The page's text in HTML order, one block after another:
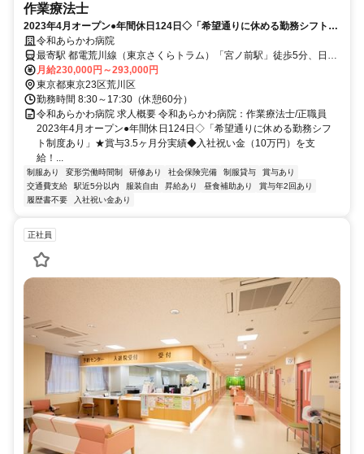
作業療法士
2023年4月オープン●年間休日124日◇「希望通りに休める勤務シフト制
度あり」★賞与3.5ヶ月分実績◆入社祝い金（10万円）を支給！【東京
都荒川区、宮ノ前駅/熊野前駅、作業療法士、正職員】
令和あらかわ病院
最寄駅 都電荒川線（東京さくらトラム）「宮ノ前駅」徒歩5分、日暮
里・舎人ライナー「熊野前駅」徒歩5分
月給230,000円～293,000円
東京都東京23区荒川区
勤務時間 8:30～17:30（休憩60分）
令和あらかわ病院 求人概要 令和あらかわ病院：作業療法士/正職員
2023年4月オープン●年間休日124日◇「希望通りに休める勤務シフ
ト制度あり」★賞与3.5ヶ月分実績◆入社祝い金（10万円）を支
給！...
制服あり 変形労働時間制 研修あり 社会保険完備 制服貸与
賞与あり
交通費支給
駅近5分以内 服装自由 昇給あり 昼食補助あり
賞与年2回あり
履歴書不要
入社祝い金あり
正社員